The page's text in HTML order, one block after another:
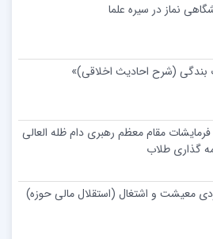
نماز در سیره علما
بندگی (شرح احادیث اخلاقی)»
مقام معظم رهبری دام ظله العالی
گذاری طلاب
معیشت و اشتغال (استقلال مالی حوزه)